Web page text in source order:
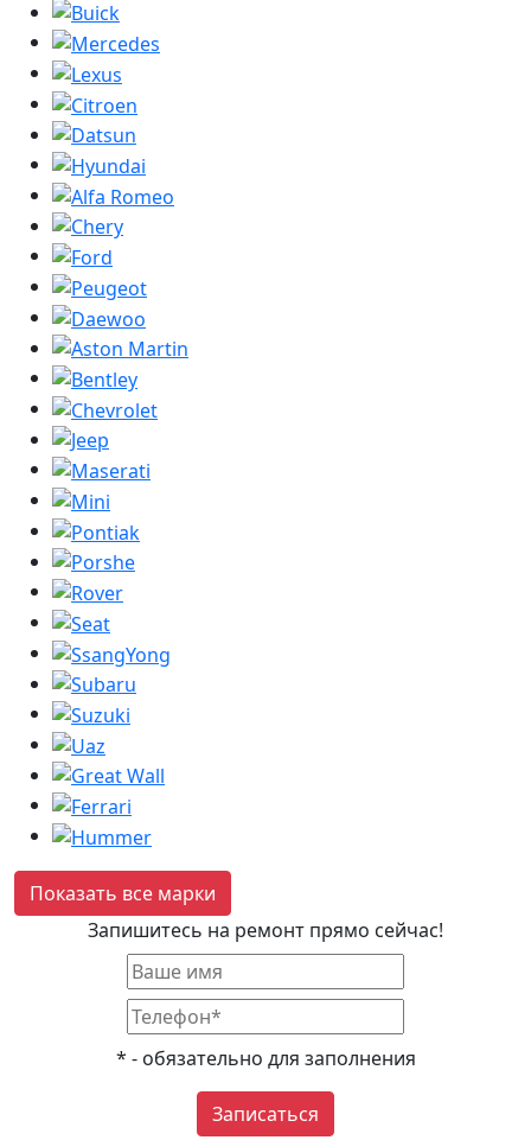
Показать все марки
Запишитесь на ремонт прямо сейчас!
* - обязательно для заполнения
Записаться